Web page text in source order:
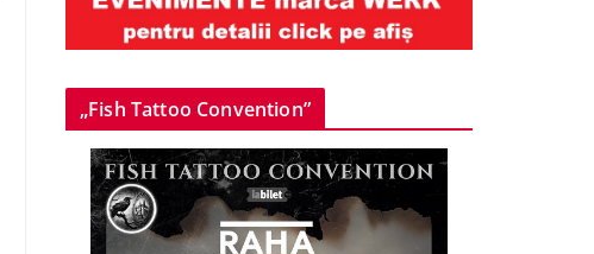
„Fish Tattoo Convention”